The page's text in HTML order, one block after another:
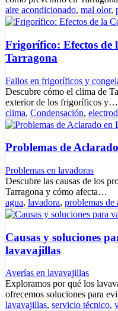
aire acondicionado, mal olor,
Frigorífico: Efectos de
Tarragona
Fallos en frigoríficos y
Descubre cómo el clima de
exterior de los frigoríficos y…
clima, Condensación,
Problemas de
Problemas en lavadoras
Descubre las causas de los
Tarragona y cómo afecta…
agua, lavadora, problemas de
Causas y soluciones
lavavajillas
Averías en lavavajillas
Exploramos por qué los
ofrecemos soluciones para
lavavajillas, servicio técnico,